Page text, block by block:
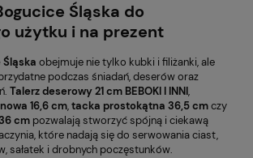
Śląska do
użytku i na prezent
obejmuje nie tylko kubki i filiżanki, ale
podczas śniadań, deserów oraz
Talerz deserowy 21 cm BEBOKI I INNI,
16,6 cm,tacka prostokątna 36,5 cmczy
cm pozwalają stworzyć spójną i ciekawą
które nadają się do serwowania ciast,
sałatek i drobnych poczęstunków.